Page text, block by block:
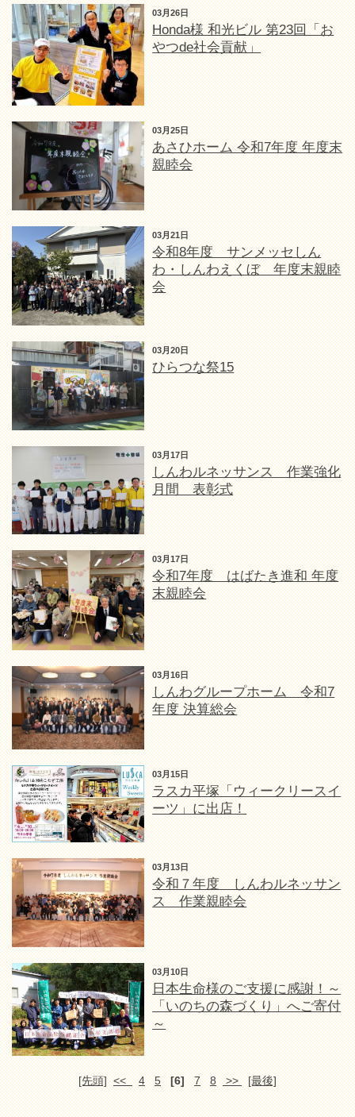
03月26日
Honda様 和光ビル 第23回「お
やつde社会貢献」
03月25日
あさひホーム 令和7年度 年度末
親睦会
03月21日
令和8年度 サンメッセしん
わ・しんわえくぼ 年度末親睦
会
03月20日
ひらつな祭15
03月17日
しんわルネッサンス 作業強化
月間 表彰式
03月17日
令和7年度 はばたき進和 年度
末親睦会
03月16日
しんわグループホーム 令和7
年度 決算総会
03月15日
ラスカ平塚「ウィークリースイ
ーツ」に出店！
03月13日
令和７年度 しんわルネッサン
ス 作業親睦会
03月10日
日本生命様のご支援に感謝！～
「いのちの森づくり」へご寄付
～
[先頭] << 4 5 [6] 7 8 >> [最後]